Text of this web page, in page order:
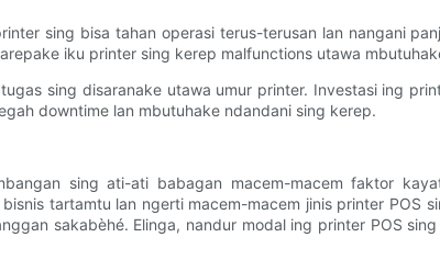
sing bisa tahan operasi terus-terusan lan nangani
iku printer sing kerep malfunctions utawa
sing disaranake utawa umur printer. Investasi ing
downtime lan mbutuhake ndandani sing kerep.
sing ati-ati babagan macem-macem faktor
tartamtu lan ngerti macem-macem jinis printer POS
sakabèhé. Elinga, nandur modal ing printer POS